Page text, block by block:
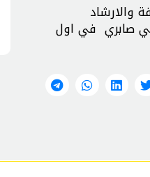
والارشاد
صابري في اول